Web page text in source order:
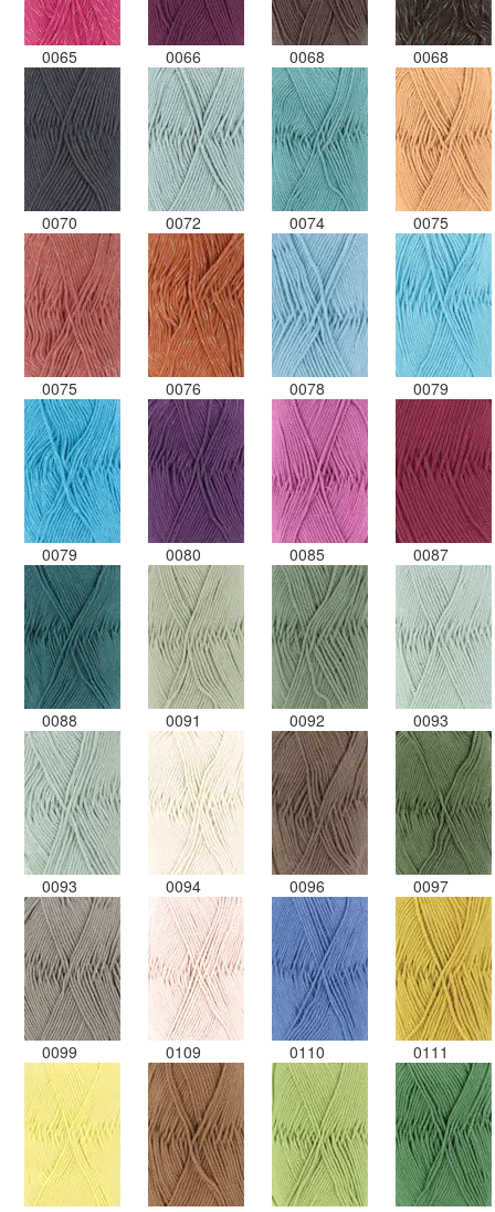
0065 0066 0068 0068
0070 0072 0074 0075
0075 0076 0078 0079
0079 0080 0085 0087
0088 0091 0092 0093
0093 0094 0096 0097
0099 0109 0110 0111